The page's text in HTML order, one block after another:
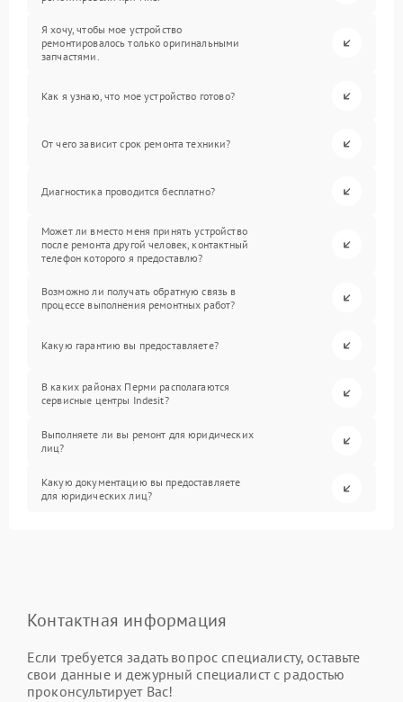
Я хочу, чтобы мое устройство
ремонтировалось только оригинальными
запчастями.
Как я узнаю, что мое устройство готово?
От чего зависит срок ремонта техники?
Диагностика проводится бесплатно?
Может ли вместо меня принять устройство
после ремонта другой человек, контактный
телефон которого я предоставлю?
Возможно ли получать обратную связь в
процессе выполнения ремонтных работ?
Какую гарантию вы предоставляете?
В каких районах Перми располагаются
сервисные центры Indesit?
Выполняете ли вы ремонт для юридических
лиц?
Какую документацию вы предоставляете
для юридических лиц?
Контактная информация
Если требуется задать вопрос специалисту, оставьте
свои данные и дежурный специалист с радостью
проконсультирует Вас!